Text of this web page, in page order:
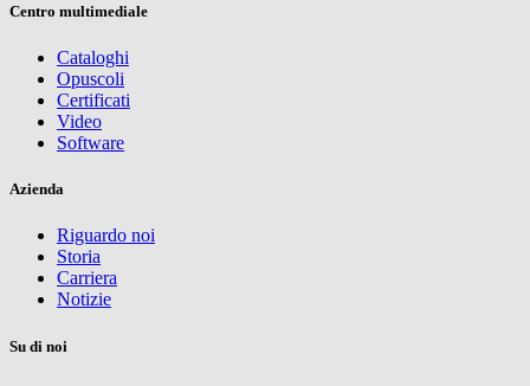
Centro multimediale
Cataloghi
Opuscoli
Certificati
Video
Software
Azienda
Riguardo noi
Storia
Carriera
Notizie
Su di noi